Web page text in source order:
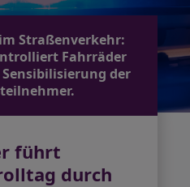
Straßenverkehr:
Fahrräder
Sensibilisierung der
führt
durch